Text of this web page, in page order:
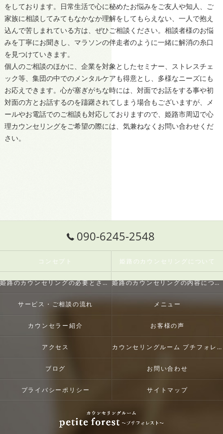
をしております。日常生活で心に秘めたお悩みをご友人や知人、ご
家族に相談してみてもなかなか理解をしてもらえない、一人で抱え
込んで苦しまれている方は、ぜひご相談ください。相談者様のお悩
みを丁寧にお聞きし、マラソンの伴走者のように一緒に解消の糸口
を見つけていきます。
個人のご相談のほかに、企業を対象としたセミナー、ストレスチェ
ック等、集団の中でのメンタルケアも得意とし、多様なニーズにも
お応えできます。心が塞ぎがちな時には、対面でお話をする事や初
対面の方とお話するのを躊躇されてしまう場合もございますが、メ
ールやお電話でのご相談も対応しておりますので、 姫路市周辺で心
理カウンセリングをご希望の際には、気兼ねなくお問い合わせくだ
さい。
090-6245-2548
コンセプト 姫路のカウンセリングについて
姫路のカウンセリングの必要とされる理由 姫路のカウンセリングの内容について
サービス・ご相談の流れ メニュー
カウンセラー紹介 お客様の声
アクセス カウンセリングルーム プチフォレスト
ブログ お問い合わせ
プライバシーポリシー サイトマップ